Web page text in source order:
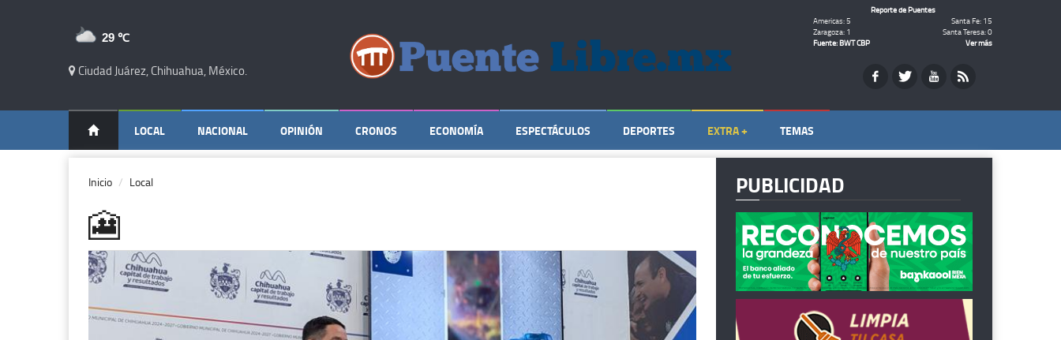
29 ℃
Ciudad Juárez, Chihuahua, México.
Reporte de Puentes
Americas: 5
Santa Fe: 15
Zaragoza: 1
Santa Teresa: 0
Fuente: BWT CBP
Ver más
LOCAL NACIONAL OPINIÓN CRONOS ECONOMÍA ESPECTÁCULOS DEPORTES EXTRA + TEMAS
Inicio Local
🎦
PUBLICIDAD